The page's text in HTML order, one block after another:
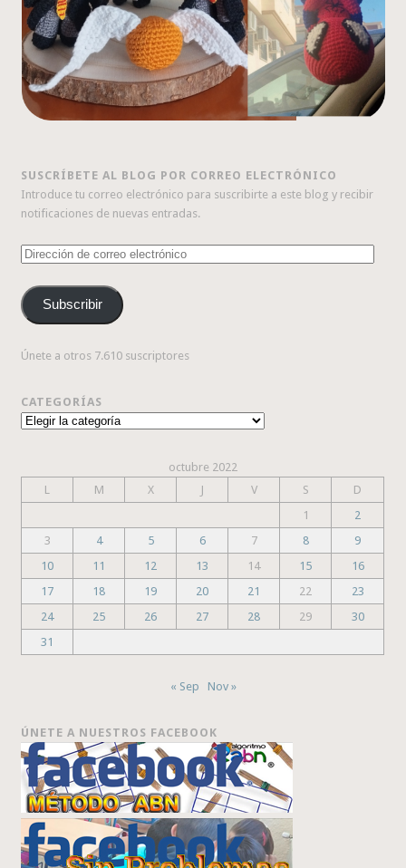
SUSCRÍBETE AL BLOG POR CORREO ELECTRÓNICO
Introduce tu correo electrónico para suscribirte a este blog y recibir
notificaciones de nuevas entradas.
Dirección
correo
electrónico
Subscribir
Únete a otros 7.610 suscriptores
CATEGORÍAS
Categorías
octubre 2022
L
M X J V S
D
1
2
3
4 5 6 7 8
9
10
11 12 13 14 15
16
17
18 19 20 21 22
23
24
25 26 27 28 29
30
31
« Sep Nov »
ÚNETE A NUESTROS FACEBOOK